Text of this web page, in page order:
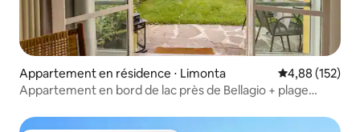
Appartement en résidence ⋅ Limonta Évaluation
4,88 (152)
Appartement en bord de lac près de Bellagio + plage